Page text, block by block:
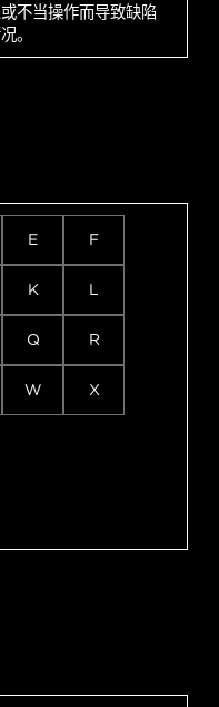
不当操作而导致缺陷
。
E F
K L
Q R
W X